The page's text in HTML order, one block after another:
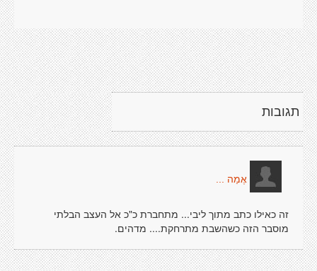
תגובות
אֶמַה ...
זה כאילו כתב מתוך ליבי... מתחברת כ"כ אל העצב הבלתי
מוסבר הזה כשהשבת מתרחקת.... מדהים.